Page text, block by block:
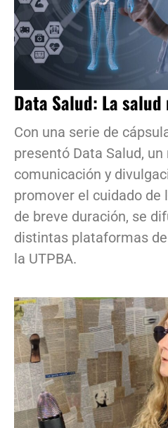
Data Salud: La salud
Con una serie de
presentó Data Salud,
comunicación y
promover el cuidado de
de breve duración, se
distintas plataformas de
la UTPBA.